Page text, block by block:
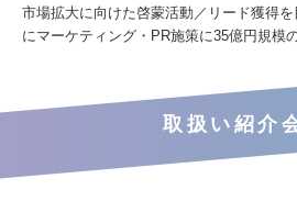
市場拡大に向けた啓蒙活動／リード獲得
にマーケティング・PR施策に35億円規模
取扱い紹介